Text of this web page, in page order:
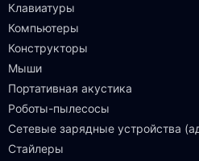
Клавиатуры
Компьютеры
Конструкторы
Мыши
Портативная акустика
Роботы-пылесосы
Сетевые зарядные устройства
Стайлеры